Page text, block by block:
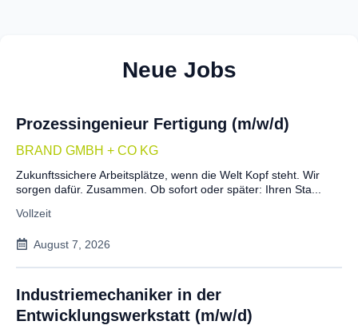
Neue Jobs
Prozessingenieur Fertigung (m/w/d)
BRAND GMBH + CO KG
Vollzeit
Zukunftssichere Arbeitsplätze, wenn die Welt Kopf steht. Wir
sorgen dafür. Zusammen. Ob sofort oder später: Ihren Sta...
August 7, 2026
Industriemechaniker in der
Entwicklungswerkstatt (m/w/d)